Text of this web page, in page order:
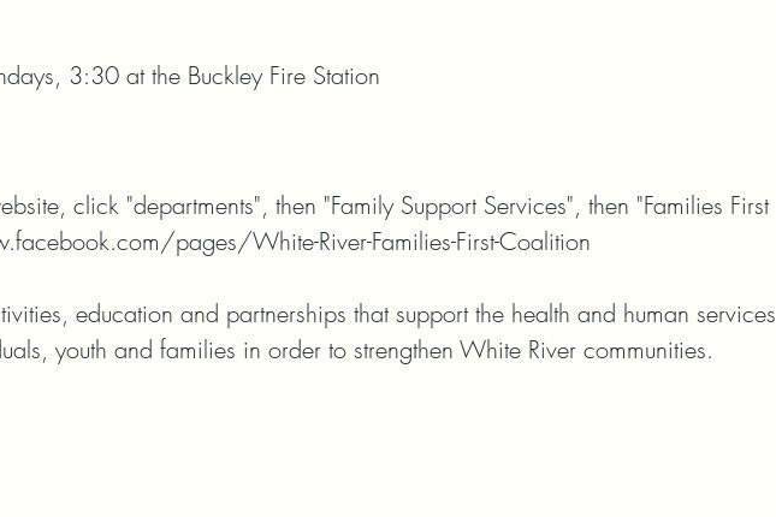
3:30 at the Buckley Fire Station
click "departments", then "Family Support Services", then "Families First
pages/White-River-Families-First-Coalition
education and partnerships that support the health and human services
youth and families in order to strengthen White River communities.